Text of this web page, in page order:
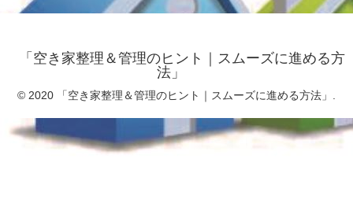
「空き家整理＆管理のヒント｜スムーズに進める方
法」
© 2020 「空き家整理＆管理のヒント｜スムーズに進める方法」.